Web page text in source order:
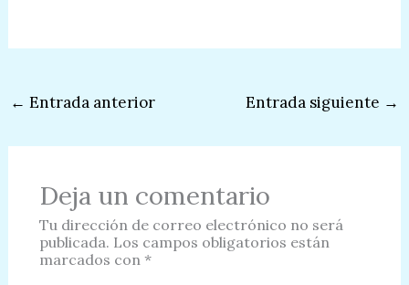
← Entrada anterior Entrada siguiente →
Deja un comentario
Tu dirección de correo electrónico no será
publicada. Los campos obligatorios están
marcados con *